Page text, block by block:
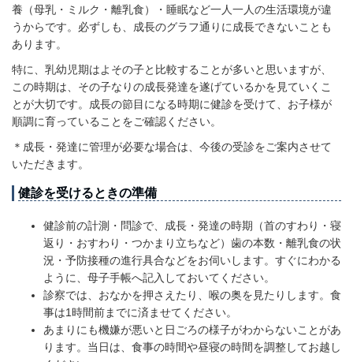
養（母乳・ミルク・離乳食）・睡眠など一人一人の生活環境が違
うからです。必ずしも、成長のグラフ通りに成長できないことも
あります。
特に、乳幼児期はよその子と比較することが多いと思いますが、
この時期は、その子なりの成長発達を遂げているかを見ていくこ
とが大切です。成長の節目になる時期に健診を受けて、お子様が
順調に育っていることをご確認ください。
＊成長・発達に管理が必要な場合は、今後の受診をご案内させて
いただきます。
健診を受けるときの準備
健診前の計測・問診で、成長・発達の時期（首のすわり・寝
返り・おすわり・つかまり立ちなど）歯の本数・離乳食の状
況・予防接種の進行具合などをお伺いします。すぐにわかる
ように、母子手帳へ記入しておいてください。
診察では、おなかを押さえたり、喉の奥を見たりします。食
事は1時間前までに済ませてください。
あまりにも機嫌が悪いと日ごろの様子がわからないことがあ
ります。当日は、食事の時間や昼寝の時間を調整してお越し